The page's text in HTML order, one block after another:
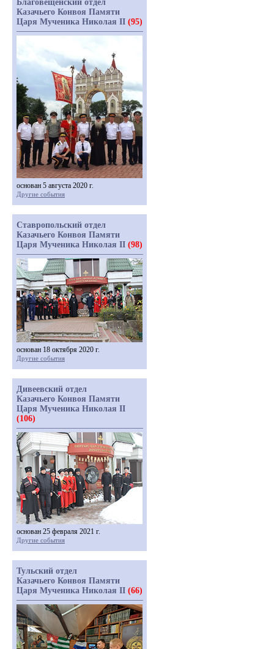
Благовещенский отдел
Казачьего Конвоя Памяти
Царя Мученика Николая II (95)
основан 5 августа 2020 г.
Другие события
Ставропольский отдел
Казачьего Конвоя Памяти
Царя Мученика Николая II (98)
основан 18 октября 2020 г.
Другие события
Дивеевский отдел
Казачьего Конвоя Памяти
Царя Мученика Николая II
(106)
основан 25 февраля 2021 г.
Другие события
Тульский отдел
Казачьего Конвоя Памяти
Царя Мученика Николая II (66)